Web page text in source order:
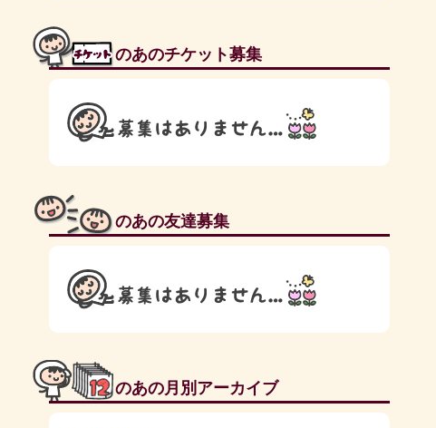
のあのチケット募集
のあの友達募集
のあの月別アーカイブ